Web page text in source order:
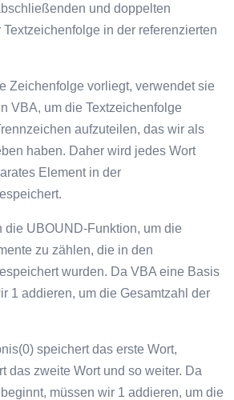
und doppelten
in der referenzierten
Zeichenfolge vorliegt, verwendet sie
VBA, um die Textzeichenfolge
aufzuteilen, das wir als
haben. Daher wird jedes Wort
Element in der
die UBOUND-Funktion, um die
zu zählen, die in den
wurden. Da VBA eine Basis
1 addieren, um die Gesamtzahl der
speichert das erste Wort,
das zweite Wort und so weiter. Da
müssen wir 1 addieren, um die